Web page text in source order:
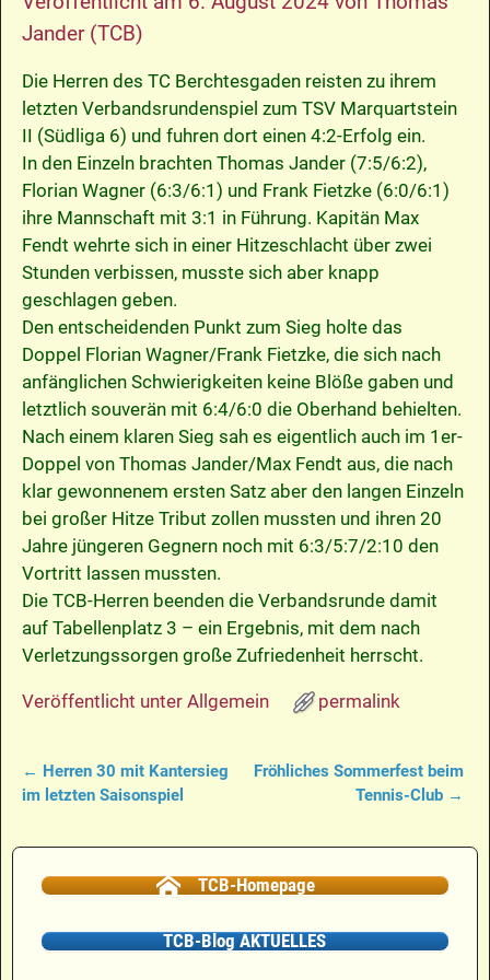
Jander (TCB)
Die Herren des TC Berchtesgaden reisten zu ihrem
letzten Verbandsrundenspiel zum TSV Marquartstein
II (Südliga 6) und fuhren dort einen 4:2-Erfolg ein.
In den Einzeln brachten Thomas Jander (7:5/6:2),
Florian Wagner (6:3/6:1) und Frank Fietzke (6:0/6:1)
ihre Mannschaft mit 3:1 in Führung. Kapitän Max
Fendt wehrte sich in einer Hitzeschlacht über zwei
Stunden verbissen, musste sich aber knapp
geschlagen geben.
Den entscheidenden Punkt zum Sieg holte das
Doppel Florian Wagner/Frank Fietzke, die sich nach
anfänglichen Schwierigkeiten keine Blöße gaben und
letztlich souverän mit 6:4/6:0 die Oberhand behielten.
Nach einem klaren Sieg sah es eigentlich auch im 1er-
Doppel von Thomas Jander/Max Fendt aus, die nach
klar gewonnenem ersten Satz aber den langen Einzeln
bei großer Hitze Tribut zollen mussten und ihren 20
Jahre jüngeren Gegnern noch mit 6:3/5:7/2:10 den
Vortritt lassen mussten.
Die TCB-Herren beenden die Verbandsrunde damit
auf Tabellenplatz 3 – ein Ergebnis, mit dem nach
Verletzungssorgen große Zufriedenheit herrscht.
Veröffentlicht unter Allgemein permalink
Artikelnavigation
← Herren 30 mit Kantersieg
im letzten Saisonspiel
Fröhliches Sommerfest beim
Tennis-Club →
TCB-Homepage
TCB-Blog AKTUELLES